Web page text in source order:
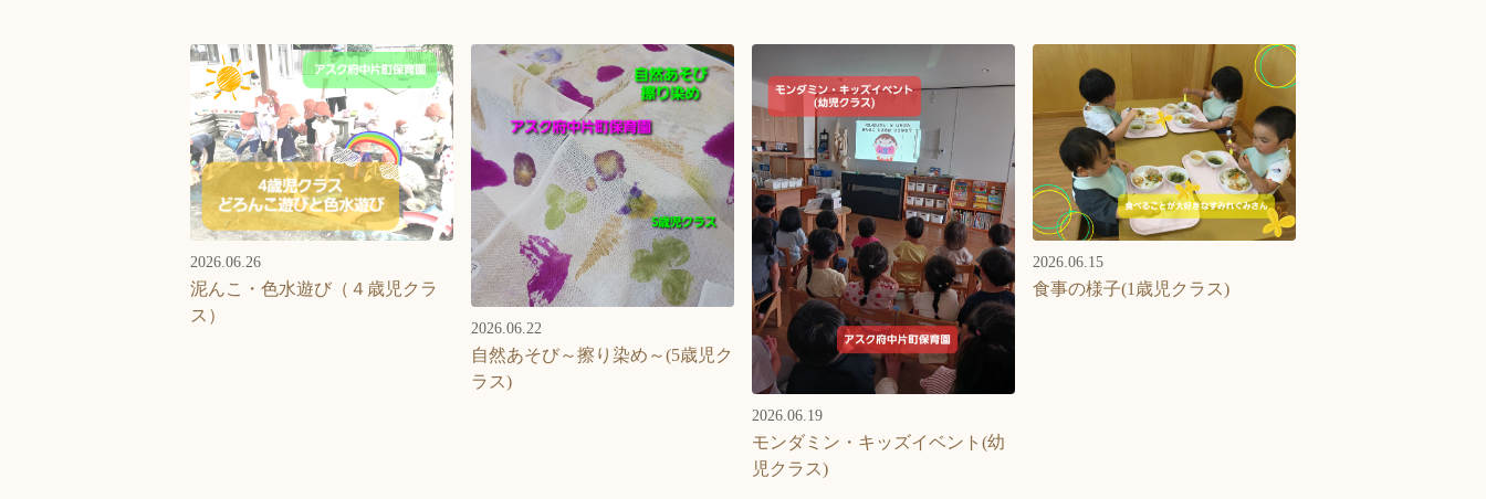
2026.06.26
泥んこ・色水遊び（４歳児クラ
ス）
2026.06.22
自然あそび～擦り染め～(5歳児ク
ラス)
2026.06.19
モンダミン・キッズイベント(幼
児クラス)
2026.06.15
食事の様子(1歳児クラス)